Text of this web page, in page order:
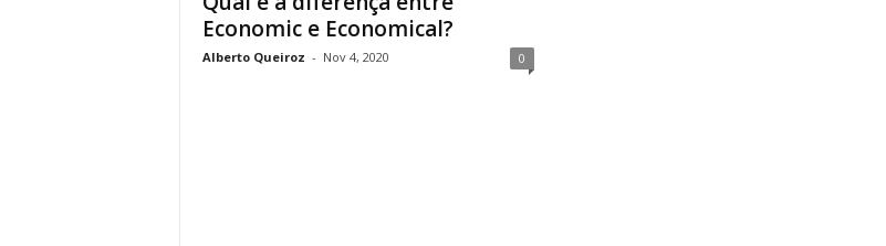
Economic e Economical?
Alberto Queiroz - Nov 4, 2020 0